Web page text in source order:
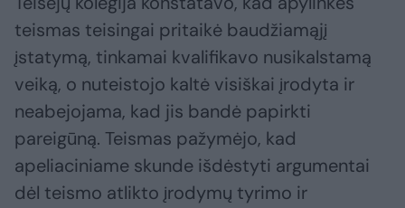
teismas teisingai pritaikė baudžiamąjį
įstatymą, tinkamai kvalifikavo nusikalstamą
veiką, o nuteistojo kaltė visiškai įrodyta ir
neabejojama, kad jis bandė papirkti
pareigūną. Teismas pažymėjo, kad
apeliaciniame skunde išdėstyti argumentai
dėl teismo atlikto įrodymų tyrimo ir